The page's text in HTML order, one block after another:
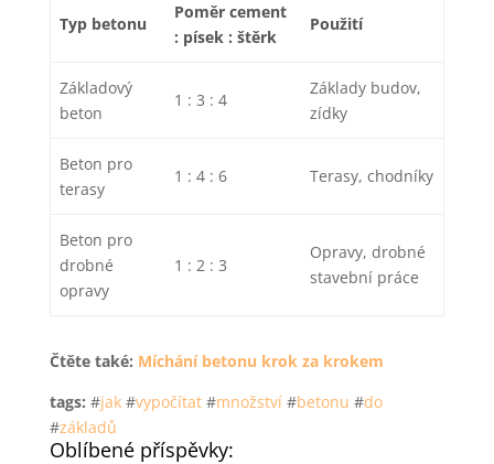
Typ betonu
Poměr cement
: písek : štěrk
Použití
Základový
beton
1 : 3 : 4
Základy budov,
zídky
Beton pro
terasy
1 : 4 : 6 Terasy, chodníky
Beton pro
drobné
opravy
1 : 2 : 3
Opravy, drobné
stavební práce
Čtěte také: Míchání betonu krok za krokem
tags: #jak#vypočítat#množství#betonu #do
#základů
Oblíbené příspěvky: